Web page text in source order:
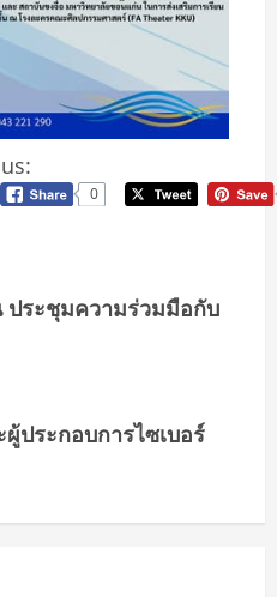
0
ระชุมความร่วมมือกับ
ประกอบการไซเบอร์